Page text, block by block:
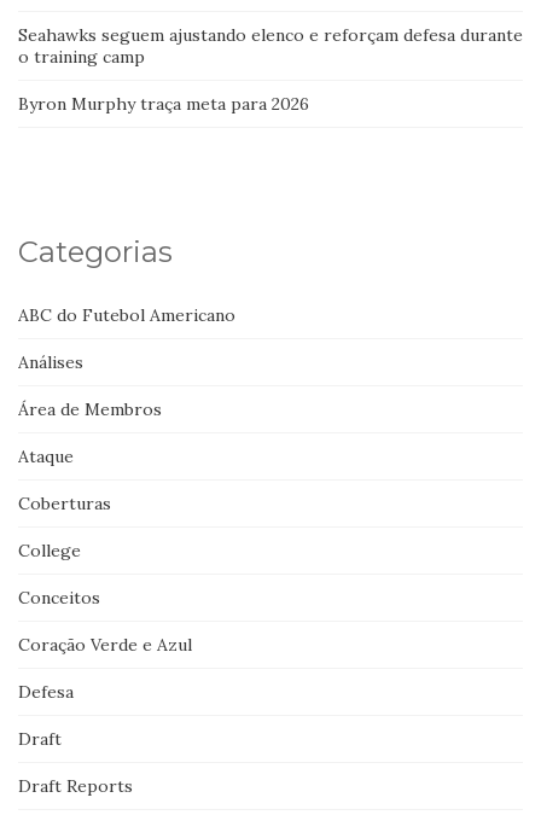
Seahawks seguem ajustando elenco e reforçam defesa durante
o training camp
Byron Murphy traça meta para 2026
Categorias
ABC do Futebol Americano
Análises
Área de Membros
Ataque
Coberturas
College
Conceitos
Coração Verde e Azul
Defesa
Draft
Draft Reports